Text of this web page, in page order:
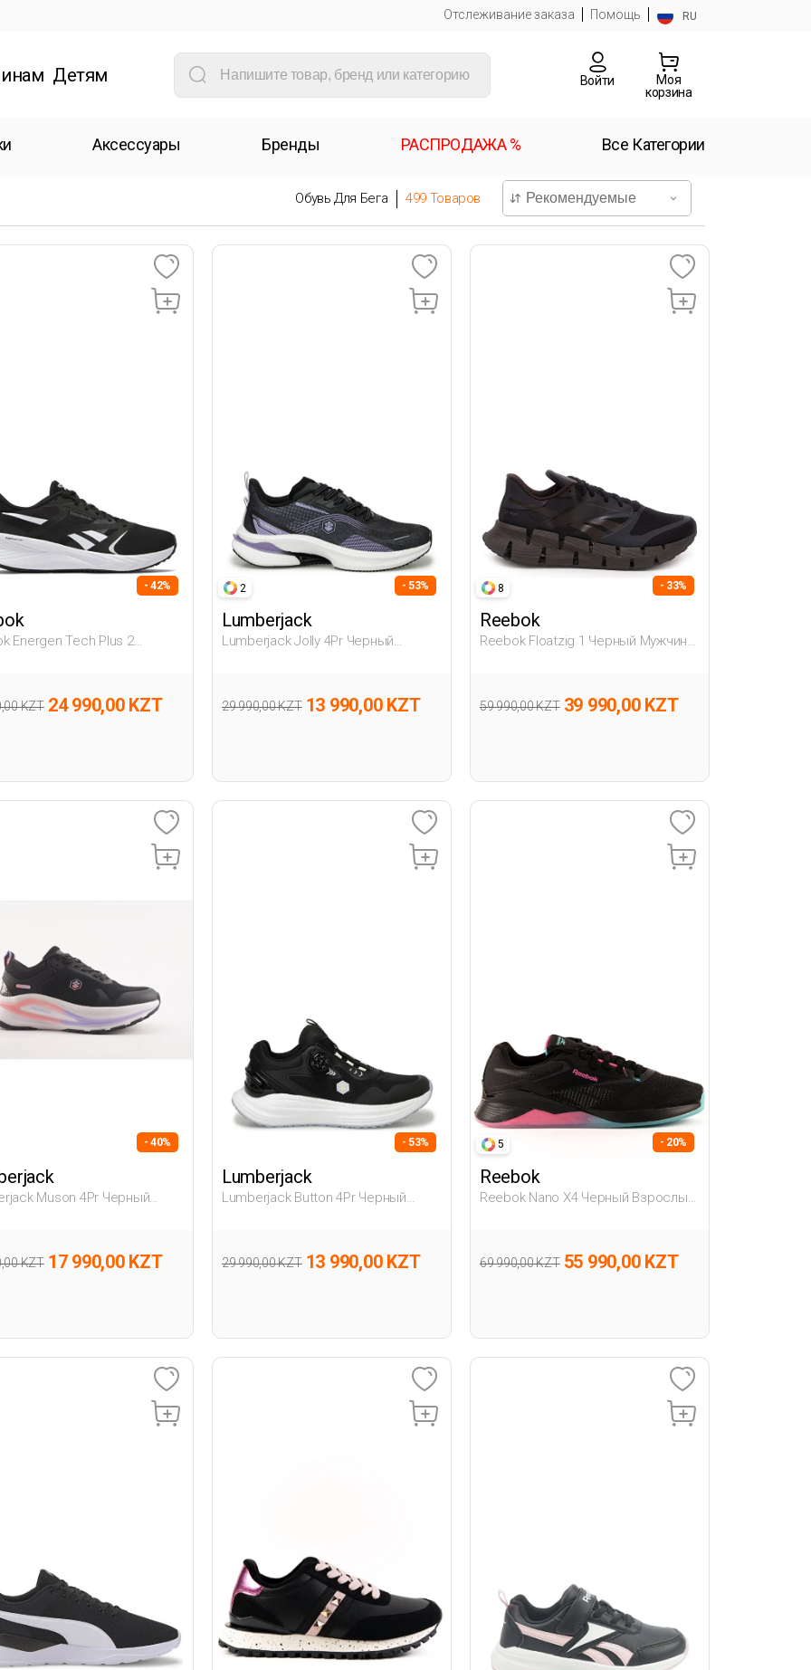
Отслеживание заказа Помощь RU
Детям Войти
Моя
корзина
Аксессуары Бренды РАСПРОДАЖА % Все Категории
Обувь Для Бега 499 Товаров
- 42%
Energen Tech Plus 2
KZT 24 990,00 KZT
2 - 53%
Lumberjack
Lumberjack Jolly 4Pr Черный
29 990,00 KZT 13 990,00 KZT
8 - 33%
Reebok
Reebok Floatzig 1 Черный Мужчина
59 990,00 KZT 39 990,00 KZT
- 40%
Muson 4Pr Черный
KZT 17 990,00 KZT
- 53%
Lumberjack
Lumberjack Button 4Pr Черный
29 990,00 KZT 13 990,00 KZT
5 - 20%
Reebok
Reebok Nano X4 Черный Взрослый,
69 990,00 KZT 55 990,00 KZT